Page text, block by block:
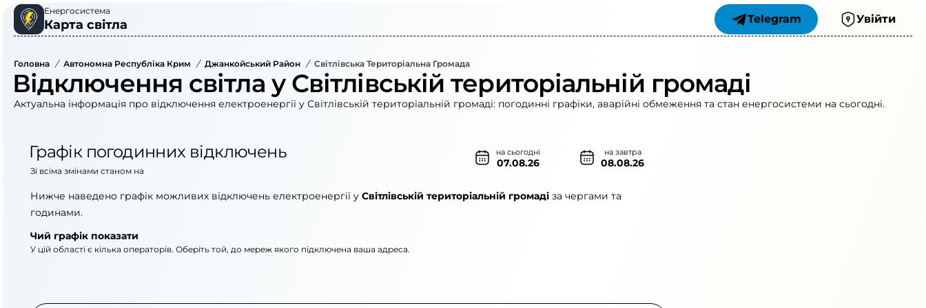
Енергосистема
Карта світла Telegram Увійти
Головна / Автономна Республіка Крим / Джанкойський Район / Світлівська Територіальна Громада
Відключення світла у Світлівській територіальній громаді
Актуальна інформація про відключення електроенергії у Світлівській територіальній громаді: погодинні графіки, аварійні обмеження та стан енергосистеми на сьогодні.
Графік погодинних відключень на сьогодні
07.08.26
на завтра
08.08.26
Зі всіма змінами станом на
Нижче наведено графік можливих відключень електроенергії у Світлівській територіальній громаді за чергами та
годинами.
Чий графік показати
У цій області є кілька операторів. Оберіть той, до мереж якого підключена ваша адреса.